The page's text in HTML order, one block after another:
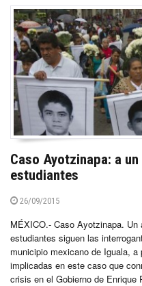
Caso Ayotzinapa: a
estudiantes
26/09/2015
MÉXICO.- Caso Ayotzinapa.
estudiantes siguen las
municipio mexicano de Iguala,
implicadas en este caso que
crisis en el Gobierno de Enrique